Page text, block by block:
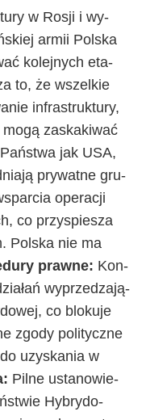
w Ro­sji i wy­
ar­mii Pol­ska
ko­lej­ny­ch eta­
to, że wszel­kie
in­fra­struk­tu­ry,
za­ska­ki­wać
Pań­stwa jak USA,
pry­wat­ne gru­
ope­ra­cji
co przy­spie­sza
Pol­ska nie ma
praw­ne: Kon­
wy­prze­dza­ją­
co blo­ku­je
zgo­dy po­li­tycz­ne
uzy­ska­nia w
Pil­ne usta­no­wie­
Hy­bry­do­